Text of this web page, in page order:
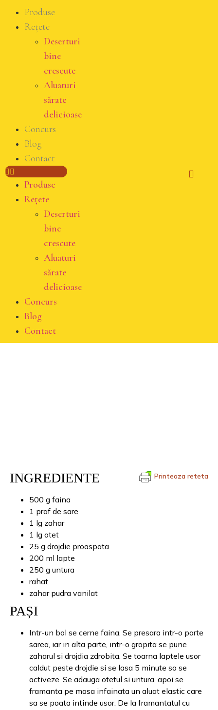
Produse
Rețete
Deserturi
bine
crescute
Aluaturi
sărate
delicioase
Concurs
Blog
Contact
Produse
Rețete
Deserturi
bine
crescute
Aluaturi
sărate
delicioase
Concurs
Blog
Contact
Printeaza reteta
INGREDIENTE
500 g faina
1 praf de sare
1 lg zahar
1 lg otet
25 g drojdie proaspata
200 ml lapte
250 g untura
rahat
zahar pudra vanilat
PAȘI
Intr-un bol se cerne faina. Se presara intr-o parte
sarea, iar in alta parte, intr-o gropita se pune
zaharul si drojdia zdrobita. Se toarna laptele usor
caldut peste drojdie si se lasa 5 minute sa se
activeze. Se adauga otetul si untura, apoi se
framanta pe masa infainata un aluat elastic care
sa se poata intinde usor. De la framantatul cu